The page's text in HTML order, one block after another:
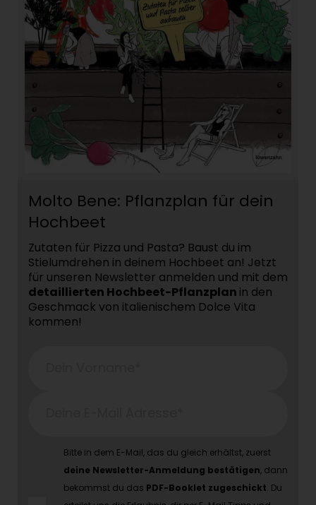
Molto Bene: Pflanzplan für dein
Hochbeet
Zutaten für Pizza und Pasta? Baust du im
Stielumdrehen in deinem Hochbeet an! Jetzt
für unseren Newsletter anmelden und mit dem
detaillierten Hochbeet-Pflanzplan in den
Geschmack von italienischem Dolce Vita
kommen!
Bitte in dem E-Mail, das du gleich erhältst, zuerst
deine Newsletter-Anmeldung bestätigen, dann
bekommst du das PDF-Booklet zugeschickt. Du